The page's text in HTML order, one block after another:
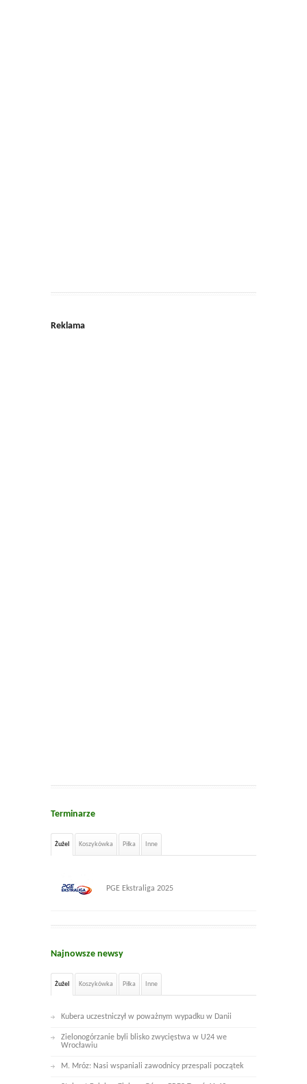
Reklama
Terminarze
Żużel Koszykówka Piłka Inne
PGE Ekstraliga 2025
Najnowsze newsy
Żużel Koszykówka Piłka Inne
Kubera uczestniczył w poważnym wypadku w Danii
Zielonogórzanie byli blisko zwycięstwa w U24 we
Wrocławiu
M. Mróz: Nasi wspaniali zawodnicy przespali początek